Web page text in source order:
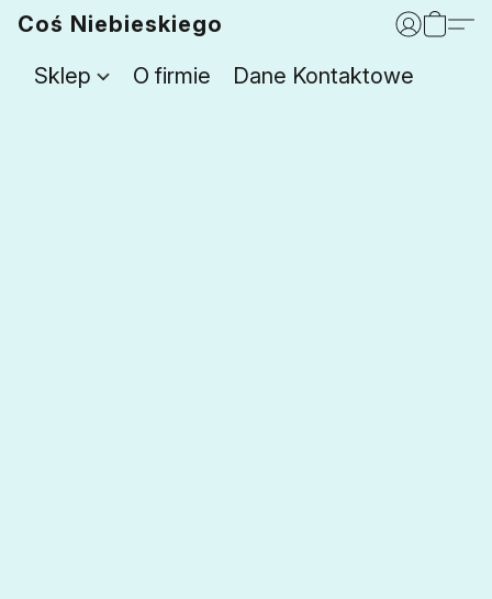
Coś Niebieskiego
Sklep
O firmie Dane Kontaktowe